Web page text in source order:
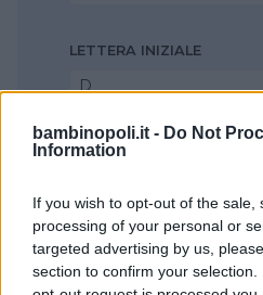
bambinopoli.it - Do Not
Information
If you wish to opt-out of the
processing of your personal or
targeted advertising by us,
section to confirm your
LETTERA INIZIALE
D
ORIGINE
LUNGHEZZA
Seleziona...